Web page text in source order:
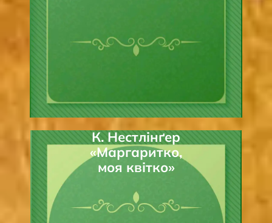
К. Нестлінґер
«Маргаритко,
моя квітко»